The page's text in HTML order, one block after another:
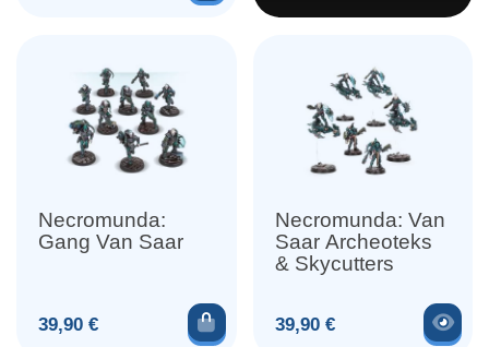
Necromunda:
Gang Van Saar
Prix
39,90 € Ajouter au panier
Necromunda: Van
Saar Archeoteks
& Skycutters
Prix
39,90 €